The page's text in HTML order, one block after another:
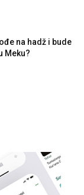
na hadž i bude
Meku?